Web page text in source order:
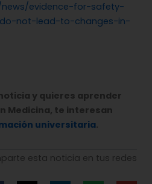
evidence-for-safety-
not-lead-to-changes-in-
y quieres aprender
Medicina, te interesan
universitaria.
esta noticia en tus redes